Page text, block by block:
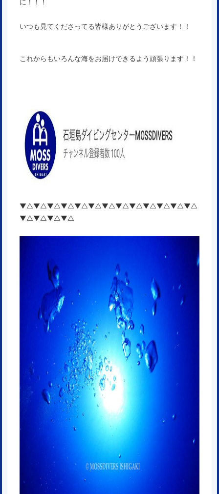
いつも見てくださってる皆様ありがとうございます！！
これからもいろんな海をお届けできるよう頑張ります！！
▼△▼△▼△▼△▼△▼△▼△▼△▼△▼△▼△▼△▼△
▼△▼△▼△▼△